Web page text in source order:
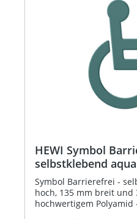
HEWI Symbol
selbstklebend
Symbol Barrierefrei -
hoch, 135 mm breit und
hochwertigem